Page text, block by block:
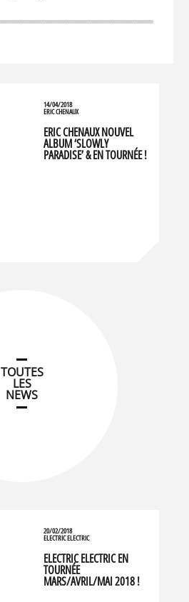
14/04/2018
ERIC CHENAUX
ERIC CHENAUX NOUVEL
ALBUM ‘SLOWLY
PARADISE’ & EN TOURNÉE !
TOUTES
LES
NEWS
20/02/2018
ELECTRIC ELECTRIC
ELECTRIC ELECTRIC EN
TOURNÉE
MARS/AVRIL/MAI 2018 !